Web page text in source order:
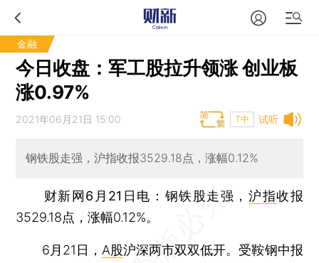
金融
今日收盘：军工股拉升领涨 创业板
涨0.97%
试听
2021年06月21日 15:00 T中
钢铁股走强，沪指收报3529.18点，涨幅0.12%
财新网6月21日电 ：钢铁股走强， 沪指收报
3529.18点，涨幅0.12%。
6月21日， A股沪深两市双双低开。受鞍钢中报